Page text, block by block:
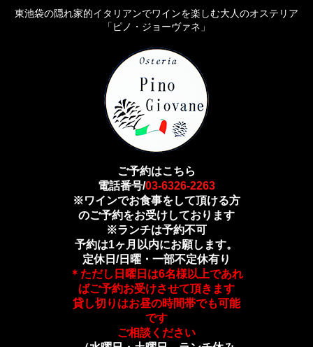
東池袋の隠れ家的イタリアンでワインを楽しむ大人のオステリア
「ピノ・ジョーヴァネ」
ご予約はこちら
電話番号/03-6326-2263
※ワインでお食事をして頂ける方
のご予約をお受けしております
※ランチは予約不可
予約は1ヶ月以内にお願します。
定休日/日曜・一部不定休有り
＊ただし日曜日は6名様以上であれ
ばご予約お受けさせて頂きます
貸し切りはお昼の時間帯でも可能
です
ご相談ください